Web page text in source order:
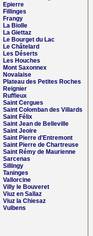
Epierre
Fillinges
Frangy
La Biolle
La Giettaz
Le Bourget du Lac
Le Châtelard
Les Déserts
Les Houches
Mont Saxonnex
Novalaise
Plateau des Petites Roches
Reignier
Ruffieux
Saint Cergues
Saint Colomban des Villards
Saint Félix
Saint Jean de Belleville
Saint Jeoire
Saint Pierre d'Entremont
Saint Pierre de Chartreuse
Saint Rémy de Maurienne
Sarcenas
Sillingy
Taninges
Vallorcine
Villy le Bouveret
Viuz en Sallaz
Viuz la Chiesaz
Vulbens